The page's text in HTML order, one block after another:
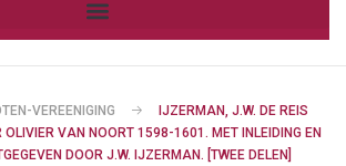
VEREENIGING
IJZERMAN, J.W. DE REIS
OLIVIER VAN NOORT 1598-1601. MET INLEIDING EN
DOOR J.W. IJZERMAN. [TWEE DELEN]